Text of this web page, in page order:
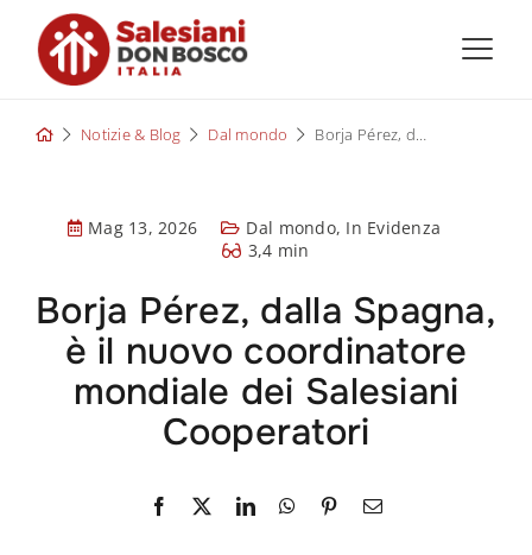
content
Notizie & Blog Dal mondo Borja Pérez, dalla Spagna, è il nuovo coordinatore mondiale dei Salesiani Cooperatori
Mag 13, 2026 Dal mondo, In Evidenza
3,4 min
Borja Pérez, dalla Spagna,
è il nuovo coordinatore
mondiale dei Salesiani
Cooperatori